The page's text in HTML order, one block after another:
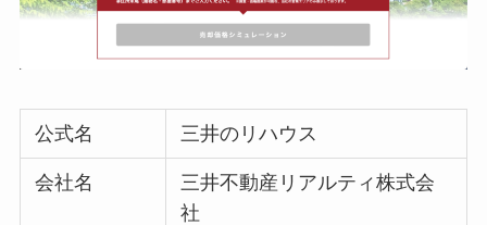
公式名 三井のリハウス
会社名
三井不動産リアルティ株式会
社